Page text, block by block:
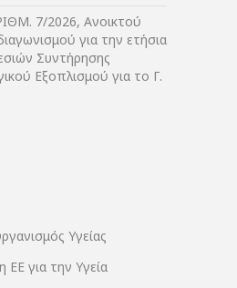
7/2026, Ανοικτού
για την ετήσια
Συντήρησης
Εξοπλισμού για το Γ.
Υγείας
ΕΕ για την Υγεία